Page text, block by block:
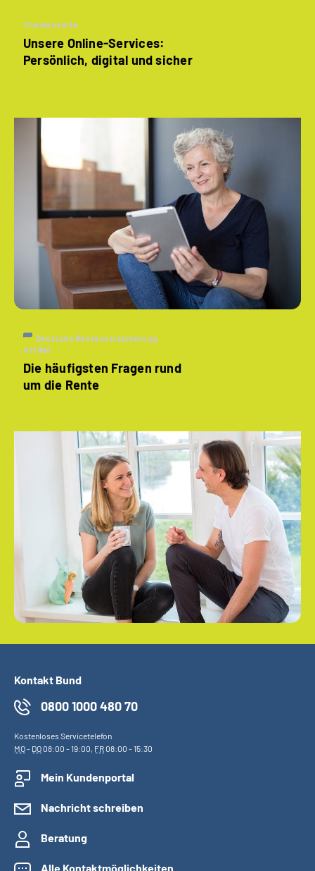
Themenseite
Unsere Online-Services:
Persönlich, digital und sicher
Deutsche Rentenversicherung
Artikel
Die häufigsten Fragen rund
um die Rente
Kontakt Bund
0800 1000 480 70
Kostenloses Servicetelefon
MO- DO08:00 - 19:00, FR08:00 - 15:30
Mein Kundenportal
Nachricht schreiben
Beratung
Alle Kontaktmöglichkeiten